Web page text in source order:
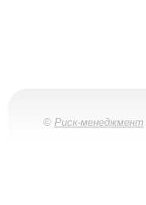
© Риск-менеджмент